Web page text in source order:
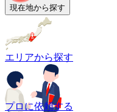
現在地から探す
エリアから探す
プロに依頼する